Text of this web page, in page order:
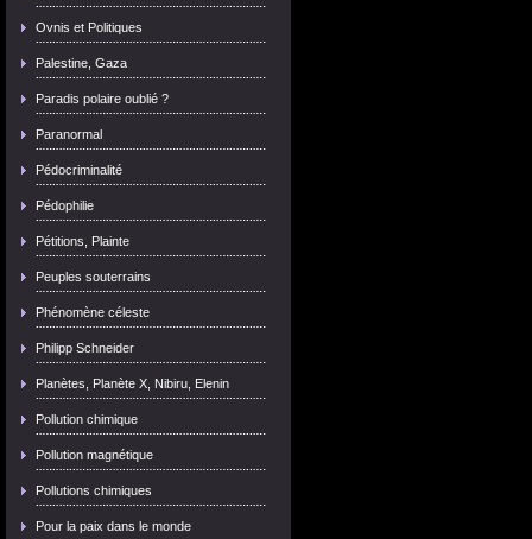
Ovnis et Politiques
Palestine, Gaza
Paradis polaire oublié ?
Paranormal
Pédocriminalité
Pédophilie
Pétitions, Plainte
Peuples souterrains
Phénomène céleste
Philipp Schneider
Planètes, Planète X, Nibiru, Elenin
Pollution chimique
Pollution magnétique
Pollutions chimiques
Pour la paix dans le monde